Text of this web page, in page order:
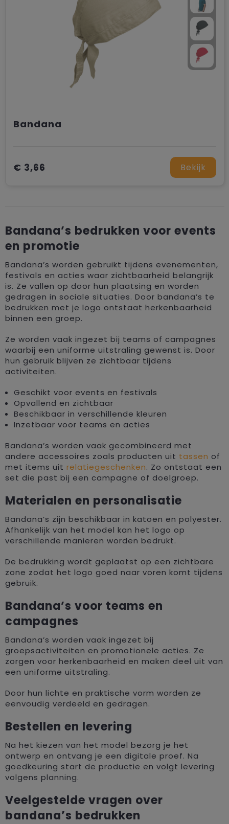
Bandana
€ 3,66 Bekijk
Bandana’s bedrukken voor events
en promotie
Bandana’s worden gebruikt tijdens evenementen,
festivals en acties waar zichtbaarheid belangrijk
is. Ze vallen op door hun plaatsing en worden
gedragen in sociale situaties. Door bandana’s te
bedrukken met je logo ontstaat herkenbaarheid
binnen een groep.
Ze worden vaak ingezet bij teams of campagnes
waarbij een uniforme uitstraling gewenst is. Door
hun gebruik blijven ze zichtbaar tijdens
activiteiten.
Geschikt voor events en festivals
Opvallend en zichtbaar
Beschikbaar in verschillende kleuren
Inzetbaar voor teams en acties
Bandana’s worden vaak gecombineerd met
andere accessoires zoals producten uit tassen of
met items uit relatiegeschenken. Zo ontstaat een
set die past bij een campagne of doelgroep.
Materialen en personalisatie
Bandana’s zijn beschikbaar in katoen en polyester.
Afhankelijk van het model kan het logo op
verschillende manieren worden bedrukt.
De bedrukking wordt geplaatst op een zichtbare
zone zodat het logo goed naar voren komt tijdens
gebruik.
Bandana’s voor teams en
campagnes
Bandana’s worden vaak ingezet bij
groepsactiviteiten en promotionele acties. Ze
zorgen voor herkenbaarheid en maken deel uit van
een uniforme uitstraling.
Door hun lichte en praktische vorm worden ze
eenvoudig verdeeld en gedragen.
Bestellen en levering
Na het kiezen van het model bezorg je het
ontwerp en ontvang je een digitale proef. Na
goedkeuring start de productie en volgt levering
volgens planning.
Veelgestelde vragen over
bandana’s bedrukken